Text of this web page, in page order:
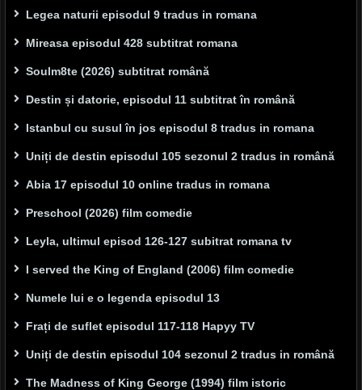
Legea naturii episodul 9 tradus in romana
Mireasa episodul 428 subtitrat romana
Soulm8te (2026) subtitrat română
Destin și datorie, episodul 11 subtitrat în română
Istanbul cu susul în jos episodul 8 tradus in romana
Uniți de destin episodul 105 sezonul 2 tradus in română
Abia 17 episodul 10 online tradus in romana
Preschool (2026) film comedie
Leyla, ultimul episod 126-127 subitrat romana tv
I served the King of England (2006) film comedie
Numele lui e o legenda episodul 13
Frați de suflet episodul 117-118 Hapyy TV
Uniți de destin episodul 104 sezonul 2 tradus in română
The Madness of King George (1994) film istoric